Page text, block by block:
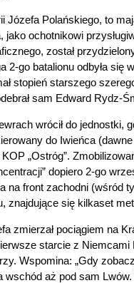
Józefa Polańskiego, to
jako ochotnikowi
został
2-go batalionu odbyła się
stopień starszego
sam Edward Rydz-
wrócił do jednostki,
do Iwieńca
„Ostróg”.
dopiero 2-go
na front zachodni (wśród
znajdujące się kilkaset
zmierzał pociągiem na
starcie z
Wspomina: „Gdy
wschód aż pod sam